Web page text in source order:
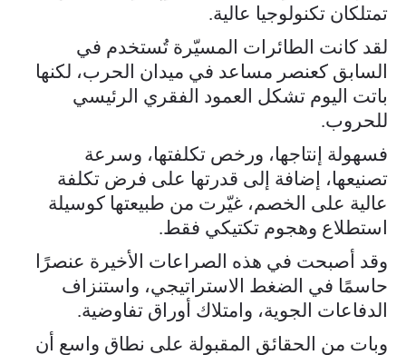
تمتلكان تكنولوجيا عالية.
لقد كانت الطائرات المسيّرة تُستخدم في
السابق كعنصر مساعد في ميدان الحرب، لكنها
باتت اليوم تشكل العمود الفقري الرئيسي
للحروب.
فسهولة إنتاجها، ورخص تكلفتها، وسرعة
تصنيعها، إضافة إلى قدرتها على فرض تكلفة
عالية على الخصم، غيّرت من طبيعتها كوسيلة
استطلاع وهجوم تكتيكي فقط.
وقد أصبحت في هذه الصراعات الأخيرة عنصرًا
حاسمًا في الضغط الاستراتيجي، واستنزاف
الدفاعات الجوية، وامتلاك أوراق تفاوضية.
وبات من الحقائق المقبولة على نطاق واسع أن